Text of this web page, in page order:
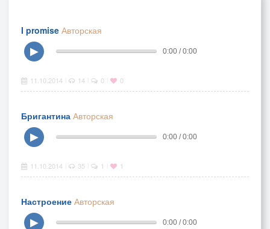
I promise Авторская
▶
0:00 / 0:00
11.10.2014 14 0 0
Бригантина Авторская
▶
0:00 / 0:00
11.10.2014 35 1 1
Настроение Авторская
▶
0:00 / 0:00